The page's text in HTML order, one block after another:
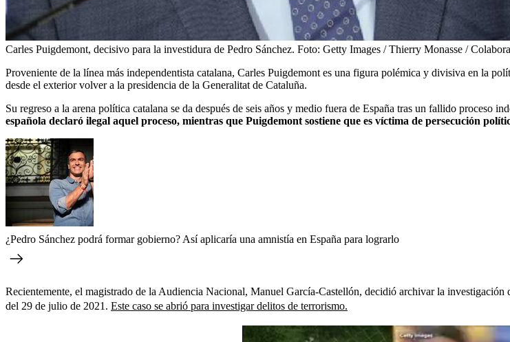
Carles Puigdemont, decisivo para la investidura de Pedro Sánchez. Foto: Getty Images / Thierry Monasse /
Proveniente de la línea más independentista catalana, Carles Puigdemont es una figura polémica y divisiva en la
desde el exterior volver a la presidencia de la Generalitat de Cataluña.
Su regreso a la arena política catalana se da después de seis años y medio fuera de España tras un fallido proceso
española declaró ilegal aquel proceso, mientras que Puigdemont sostiene que es víctima de persecución
¿Pedro Sánchez podrá formar gobierno? Así aplicaría una amnistía en España para lograrlo
Recientemente, el magistrado de la Audiencia Nacional, Manuel García-Castellón, decidió archivar la
del 29 de julio de 2021. Este caso se abrió para investigar delitos de terrorismo.